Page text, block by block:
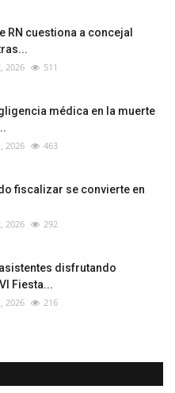
RN cuestiona a concejal
2026 511
médica en la muerte
2026 463
fiscalizar se convierte en
2026 292
disfrutando
Fiesta...
2026 216